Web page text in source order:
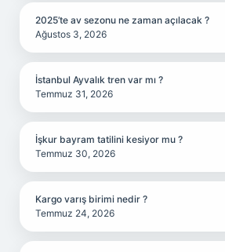
2025’te av sezonu ne zaman açılacak ?
Ağustos 3, 2026
İstanbul Ayvalık tren var mı ?
Temmuz 31, 2026
İşkur bayram tatilini kesiyor mu ?
Temmuz 30, 2026
Kargo varış birimi nedir ?
Temmuz 24, 2026